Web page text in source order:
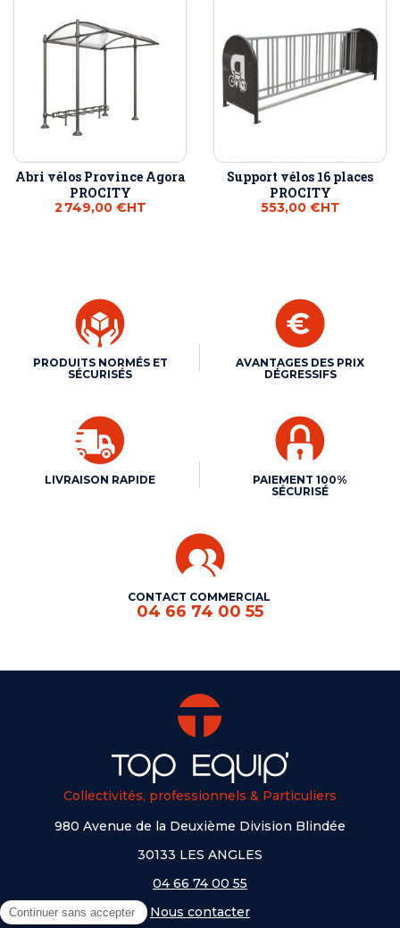
Abri vélos Province Agora
PROCITY
2 749,00 €HT
Support vélos 16 places
PROCITY
553,00 €HT
PRODUITS NORMÉS ET
SÉCURISÉS
AVANTAGES DES PRIX
DÉGRESSIFS
LIVRAISON RAPIDE
PAIEMENT 100%
SÉCURISÉ
CONTACT COMMERCIAL
04 66 74 00 55
Collectivités, professionnels & Particuliers
980 Avenue de la Deuxième Division Blindée
30133 LES ANGLES
04 66 74 00 55
Nous contacter